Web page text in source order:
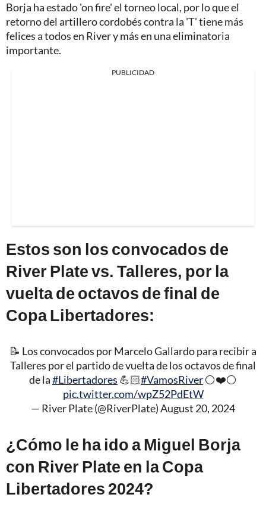
Borja ha estado 'on fire' el torneo local, por lo que el
retorno del artillero cordobés contra la 'T' tiene más
felices a todos en River y más en una eliminatoria
importante.
PUBLICIDAD
Estos son los convocados de
River Plate vs. Talleres, por la
vuelta de octavos de final de
Copa Libertadores:
📝 Los convocados por Marcelo Gallardo para recibir a
Talleres por el partido de vuelta de los octavos de final
de la#Libertadores 💪🏻#VamosRiver⚪❤️⚪
pic.twitter.com/wpZ52PdEtW
— River Plate (@RiverPlate)August 20, 2024
¿Cómo le ha ido a Miguel Borja
con River Plate en la Copa
Libertadores 2024?